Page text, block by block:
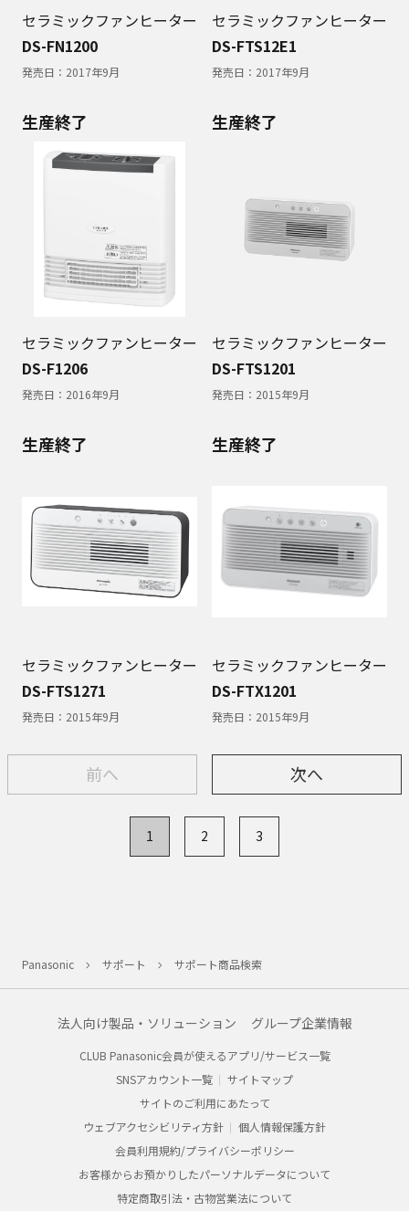
セラミックファンヒーター
DS-FN1200
発売日： 2017年9月
セラミックファンヒーター
DS-FTS12E1
発売日： 2017年9月
生産終了
セラミックファンヒーター
DS-F1206
発売日： 2016年9月
生産終了
セラミックファンヒーター
DS-FTS1201
発売日： 2015年9月
生産終了
セラミックファンヒーター
DS-FTS1271
発売日： 2015年9月
生産終了
セラミックファンヒーター
DS-FTX1201
発売日： 2015年9月
前へ
1 2 3
次へ
Panasonic サポート サポート商品検索
法人向け製品・ソリューション グループ企業情報
CLUB Panasonic会員が使えるアプリ/サービス一覧
SNSアカウント一覧
サイトマップ
サイトのご利用にあたって
ウェブアクセシビリティ方針
個人情報保護方針
会員利用規約/プライバシーポリシー
お客様からお預かりしたパーソナルデータについて
特定商取引法・古物営業法について